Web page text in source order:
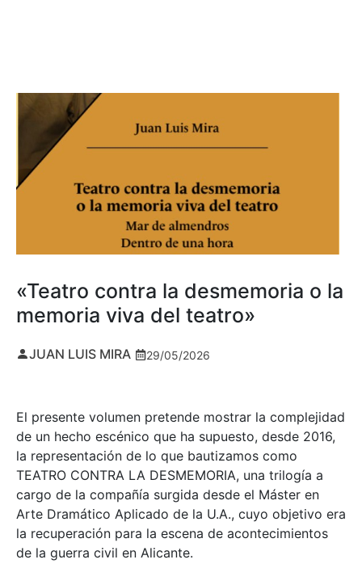
«Teatro contra la desmemoria o la
memoria viva del teatro»
JUAN LUIS MIRA 29/05/2026
El presente volumen pretende mostrar la complejidad
de un hecho escénico que ha supuesto, desde 2016,
la representación de lo que bautizamos como
TEATRO CONTRA LA DESMEMORIA, una trilogía a
cargo de la compañía surgida desde el Máster en
Arte Dramático Aplicado de la U.A., cuyo objetivo era
la recuperación para la escena de acontecimientos
de la guerra civil en Alicante.